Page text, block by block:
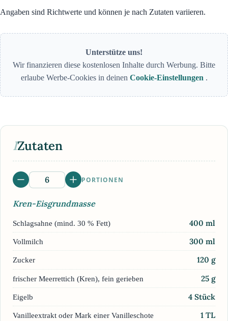
Angaben sind Richtwerte und können je nach Zutaten variieren.
Unterstütze uns!
Wir finanzieren diese kostenlosen Inhalte durch Werbung. Bitte
erlaube Werbe-Cookies in deinen Cookie-Einstellungen .
IZutaten
PORTIONEN
Kren-Eisgrundmasse
Schlagsahne (mind. 30 % Fett) 400 ml
Vollmilch 300 ml
Zucker 120 g
frischer Meerrettich (Kren), fein gerieben 25 g
Eigelb 4 Stück
Vanilleextrakt oder Mark einer Vanilleschote 1 TL